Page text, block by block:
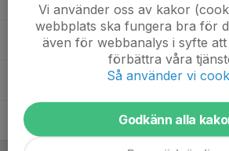
Fredrik AxelssonLagledare, Tränare
Nicklas NilssonTränare U-laget
Peter HammarMålvaktstränare
Vi använder oss av kakor
webbplats ska fungera bra för
även för webbanalys i syfte
förbättra våra
Så använder vi
Godkänn alla